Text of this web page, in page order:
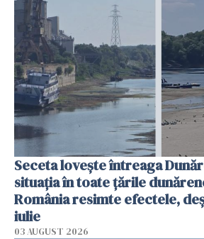
Seceta lovește întreaga
situația în toate țările
România resimte efectele,
iulie
03 AUGUST 2026